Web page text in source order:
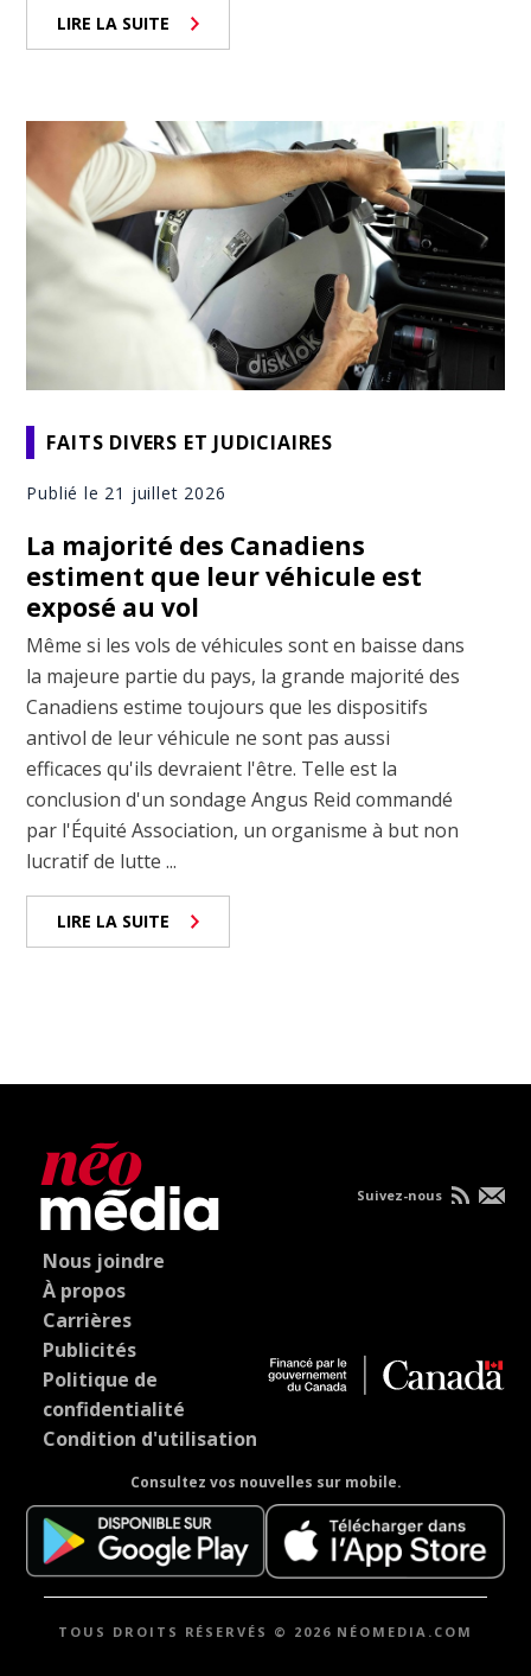
LIRE LA SUITE
FAITS DIVERS ET JUDICIAIRES
Publié le 21 juillet 2026
La majorité des Canadiens
estiment que leur véhicule est
exposé au vol
Même si les vols de véhicules sont en baisse dans
la majeure partie du pays, la grande majorité des
Canadiens estime toujours que les dispositifs
antivol de leur véhicule ne sont pas aussi
efficaces qu'ils devraient l'être. Telle est la
conclusion d'un sondage Angus Reid commandé
par l'Équité Association, un organisme à but non
lucratif de lutte ...
LIRE LA SUITE
Nous joindre
À propos
Carrières
Publicités
Politique de
confidentialité
Condition d'utilisation
Consultez vos nouvelles sur mobile.
Suivez-nous
TOUS DROITS RÉSERVÉS © 2026 NÉOMEDIA.COM